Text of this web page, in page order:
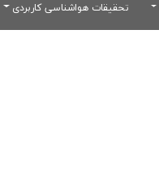
تحقیقات هواشناسی کاربردی